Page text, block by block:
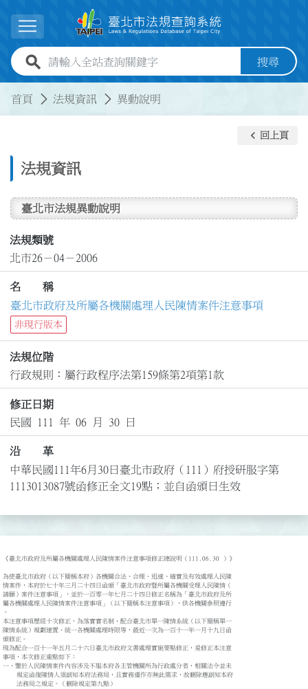
展開選單
全站查詢關鍵字欄位 搜尋
首頁 法規資訊 異動說明
法規資訊
keyboard_arrow_left 回上頁
臺北市法規異動說明
法規類號
北市26－04－2006
名 稱
臺北市政府及所屬各機關處理人民陳情案件注意事項
非現行版本
法規位階
行政規則：屬行政程序法第159條第2項第1款
修正日期
民國 111 年 06 月 30 日
沿 革
中華民國111年6月30日臺北市政府（111）府授研服字第
1113013087號函修正全文19點；並自函頒日生效
《臺北市政府及所屬各機關處理人民陳情案件注意事項修正總說明（111.06.30 ）》
為使臺北市政府（以下簡稱本府）各機關合法、合理、迅速、確實及有效處理人民陳
情案件，本府於七十年三月二十四日函頒「臺北市政府暨所屬各機關受理人民陳情（
請願）案件注意事項」，並於一百零一年七月二十四日修正名稱為「臺北市政府及所
屬各機關處理人民陳情案件注意事項」（以下簡稱本注意事項），供各機關參照遵行
。
本注意事項歷經十次修正，為落實實名制、配合臺北市單一陳情系統（以下簡稱單一
陳情系統）規劃建置、統一各機關處理時限等，最近一次為一百十一年一月十九日函
頒修正。
現為配合一百十一年五月二十六日臺北市政府文書處理實施要點修正，爰修正本注意
事項，本次修正重點如下：
一、鑒於人民陳情案件內容涉及不服本府各主管機關所為行政處分者，相關法令並未